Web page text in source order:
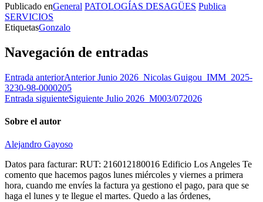
Publicado enGeneral PATOLOGÍAS DESAGÜES Publica
SERVICIOS
EtiquetasGonzalo
Navegación de entradas
Entrada anteriorAnterior Junio 2026_Nicolas Guigou_IMM_2025-
3230-98-0000205
Entrada siguienteSiguiente Julio 2026_M003/072026
Sobre el autor
Alejandro Gayoso
Datos para facturar: RUT: 216012180016 Edificio Los Angeles Te
comento que hacemos pagos lunes miércoles y viernes a primera
hora, cuando me envíes la factura ya gestiono el pago, para que se
haga el lunes y te llegue el martes. Quedo a las órdenes,